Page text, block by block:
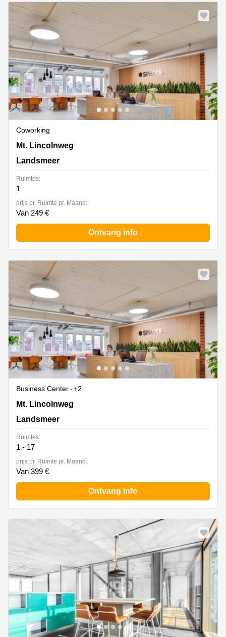
Arnhem
Kantoorruimte
in Arnhem
Coworking
space
Hilversum
Coworking
space
Zwolle
Coworking
Haarlem
Kantoor
Huren
Hengelo
Bedrijfsruimte
Huren in
Nijmegen
Coworking
Mt. Lincolnweg 38-40, Landsmeer
Mt. Lincolnweg
Landsmeer
Ruimtes:
1
prijs pr. Ruimte pr. Maand:
Van 249 €
Ontvang info
Business Center
+2
Mt. Lincolnweg 38-40, Landsmeer
Mt. Lincolnweg
Landsmeer
Ruimtes:
1 - 17
prijs pr. Ruimte pr. Maand:
Van 399 €
Ontvang info